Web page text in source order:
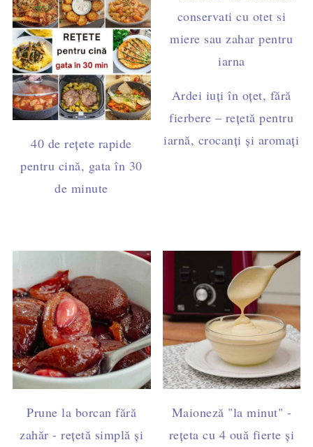
40 de rețete rapide
pentru cină, gata în 30
de minute
Ardei iuți în oțet, fără
fierbere – rețetă pentru
iarnă, crocanți și aromați
Prune la borcan fără
zahăr - rețetă simplă și
Maioneză "la minut" -
rețeta cu 4 ouă fierte și